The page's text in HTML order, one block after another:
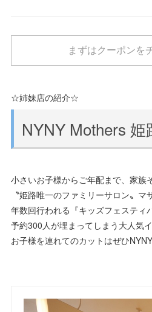
まずはクーポンを
☆姉妹店の紹介☆
NYNY Mothers 姫
小さいお子様からご年配まで、家族
〝姫路唯一のファミリーサロン〟マ
年数回行われる『キッズフェスティ
予約300人が埋まってしまう大人気
お子様を連れてのカットはぜひ